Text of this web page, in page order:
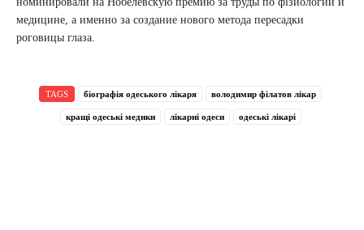
медицине, а именно за создание нового метода пересадки
роговицы глаза.
TAGS біографія одеського лікаря володимир філатов лікар
кращі одеські медики лікарні одеси одеські лікарі